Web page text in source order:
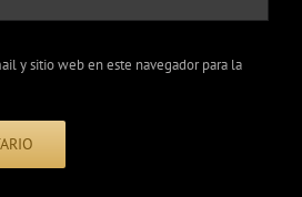
y sitio web en este navegador para la